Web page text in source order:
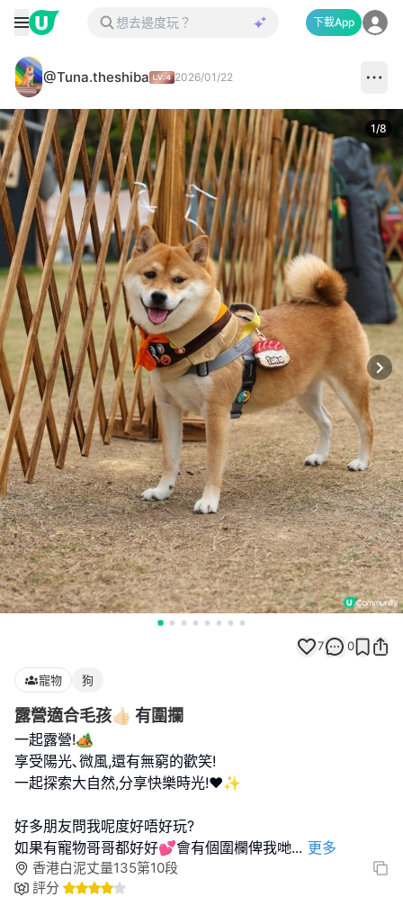
下載App
@Tuna.theshiba 2026/01/22
1/8
7 0
寵物 狗
露營適合毛孩👍🏻 有圍攔
一起露營!🏕️
享受陽光､微風,還有無窮的歡笑!
一起探索大自然,分享快樂時光!❤️✨
好多朋友問我呢度好唔好玩?
如果有寵物哥哥都好好💕會有個圍欄俾我哋... 更多
香港白泥丈量135第10段
評分